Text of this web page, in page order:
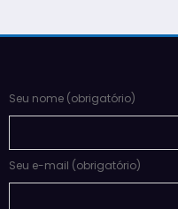
Seu nome (obrigatório)
Seu e-mail (obrigatório)